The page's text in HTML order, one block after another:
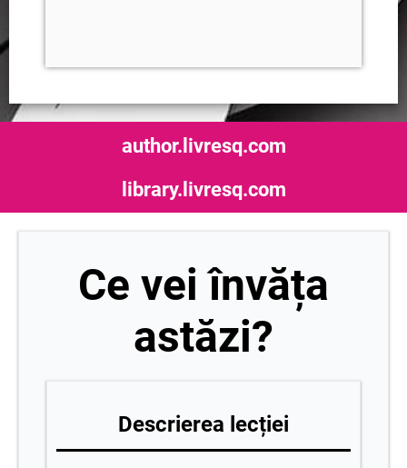
author.livresq.com
library.livresq.com
Ce vei învăța
astăzi?
Descrierea lecției